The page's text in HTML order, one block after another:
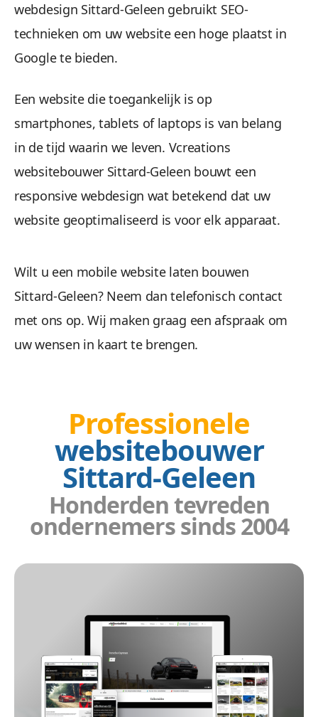
webdesign Sittard-Geleen gebruikt SEO-
technieken om uw website een hoge plaatst in
Google te bieden.
Een website die toegankelijk is op
smartphones, tablets of laptops is van belang
in de tijd waarin we leven. Vcreations
websitebouwer Sittard-Geleen bouwt een
responsive webdesign wat betekend dat uw
website geoptimaliseerd is voor elk apparaat.
Wilt u een mobile website laten bouwen
Sittard-Geleen? Neem dan telefonisch contact
met ons op. Wij maken graag een afspraak om
uw wensen in kaart te brengen.
Professionele
websitebouwer
Sittard-Geleen
Honderden tevreden
ondernemers sinds 2004
Wees gerust, alle gegevens zijn veilig. We maken
Beheren
Geen gestuntel. U beheert uw website